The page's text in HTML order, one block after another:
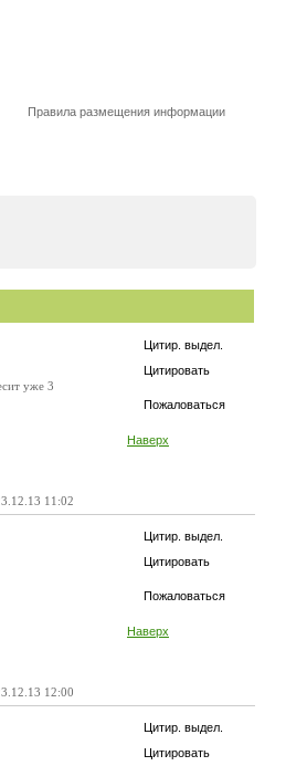
Правила размещения информации
Цитир. выдел.
Цитировать
Пожаловаться
Наверх
уже 3
11:02
Цитир. выдел.
Цитировать
Пожаловаться
Наверх
12:00
Цитир. выдел.
Цитировать